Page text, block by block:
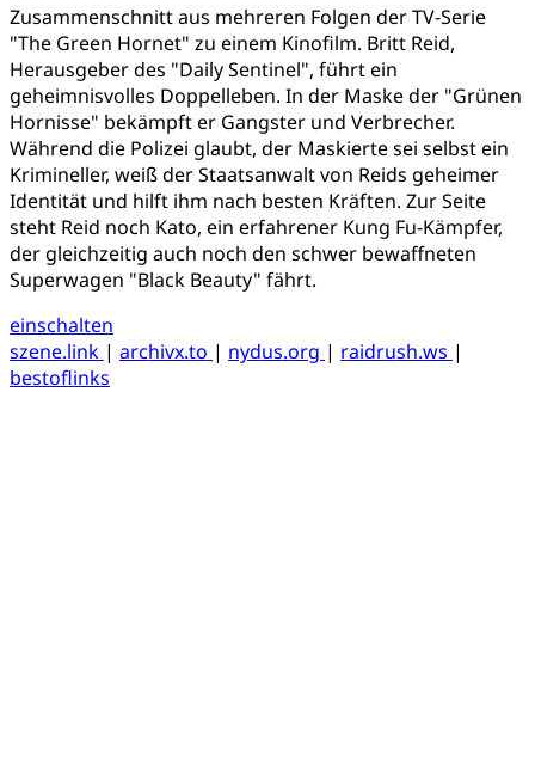
Zusammenschnitt aus mehreren Folgen der TV-Serie
"The Green Hornet" zu einem Kinofilm. Britt Reid,
Herausgeber des "Daily Sentinel", führt ein
geheimnisvolles Doppelleben. In der Maske der "Grünen
Hornisse" bekämpft er Gangster und Verbrecher.
Während die Polizei glaubt, der Maskierte sei selbst ein
Krimineller, weiß der Staatsanwalt von Reids geheimer
Identität und hilft ihm nach besten Kräften. Zur Seite
steht Reid noch Kato, ein erfahrener Kung Fu-Kämpfer,
der gleichzeitig auch noch den schwer bewaffneten
Superwagen "Black Beauty" fährt.
einschalten
szene.link | archivx.to | nydus.org | raidrush.ws |
bestoflinks